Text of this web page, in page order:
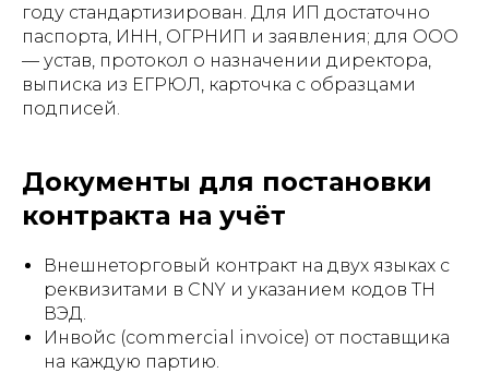
году стандартизирован. Для ИП достаточно
паспорта, ИНН, ОГРНИП и заявления; для ООО
— устав, протокол о назначении директора,
выписка из ЕГРЮЛ, карточка с образцами
подписей.
Документы для постановки
контракта на учёт
Внешнеторговый контракт на двух языках с
реквизитами в CNY и указанием кодов ТН
ВЭД.
Инвойс (commercial invoice) от поставщика
на каждую партию.